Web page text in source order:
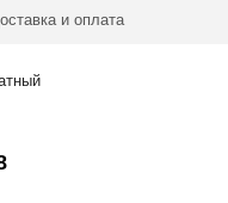
и оплата